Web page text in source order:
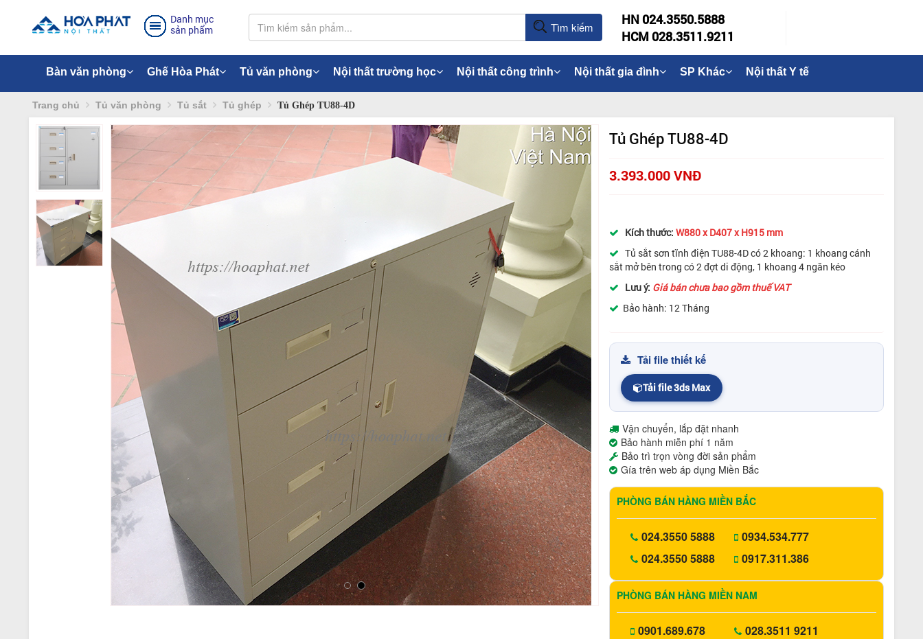
Danh mục
sản phẩm
Tìm kiếm
HN 024.3550.5888
HCM 028.3511.9211
Bàn văn phòng Ghế Hòa Phát Tủ văn phòng Nội thất trường học Nội thất công trình Nội thất gia đình SP Khác Nội thất Y tế
Trang chủ Tủ văn phòng Tủ sắt Tủ ghép Tủ Ghép TU88-4D
Tủ Ghép TU88-4D
3.393.000 VNĐ
Kích thước: W880 x D407 x H915 mm
Tủ sắt sơn tĩnh điện TU88-4D có 2 khoang: 1 khoang cánh
sắt mở bên trong có 2 đợt di động, 1 khoang 4 ngăn kéo
Lưu ý: Giá bán chưa bao gồm thuế VAT
Bảo hành: 12 Tháng
Tải file thiết kế
Tải file 3ds Max
Vận chuyển, lắp đặt nhanh
Bảo hành miễn phí 1 năm
Bảo trì trọn vòng đời sản phẩm
Gía trên web áp dụng Miền Bắc
PHÒNG BÁN HÀNG MIỀN BẮC
024.3550 5888
024.3550 5888
0934.534.777
0917.311.386
PHÒNG BÁN HÀNG MIỀN NAM
0901.689.678 028.3511 9211